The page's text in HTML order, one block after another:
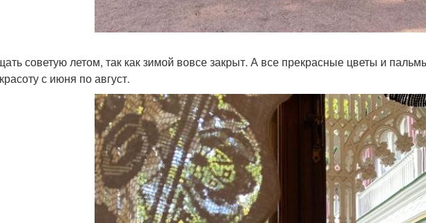
советую летом, так как зимой вовсе закрыт. А все прекрасные цветы и
с июня по август.